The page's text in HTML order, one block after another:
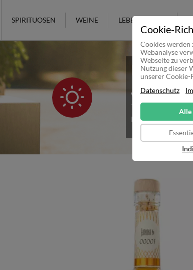
Cookie-
Cookies
Webanalyse
Webseite zu
Nutzung dieser
unserer
Datenschutz
Alle
SPIRITUOSEN WEINE LEBENSMITTEL
Wir möchten alle
Temperaturen
Kühlware